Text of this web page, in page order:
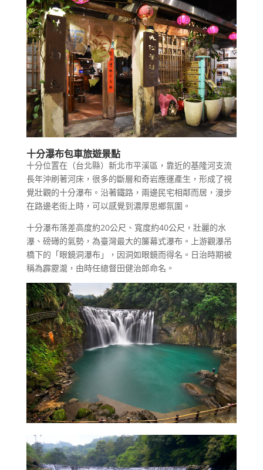
十分瀑布包車旅遊景點
十分位置在（台北縣）新北市平溪區，靠近的基隆河支流
長年沖刷著河床，很多的斷層和奇岩應運產生，形成了視
覺壯觀的十分瀑布。沿著鐵路，兩邊民宅相鄰而居，漫步
在路邊老街上時，可以感覺到濃厚思鄉氛圍。
十分瀑布落差高度約20公尺、寬度約40公尺，壯麗的水
瀑、磅礡的氣勢，為臺灣最大的簾幕式瀑布。上游觀瀑吊
橋下的「眼鏡洞瀑布」，因洞如眼鏡而得名。日治時期被
稱為霹靂瀧，由時任總督田健治郎命名。